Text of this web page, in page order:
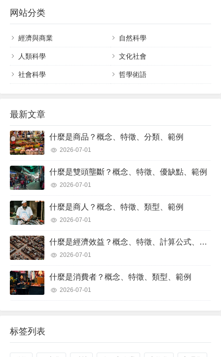
用某種技術或技術，並且具有特定的用途或目的。
它是來自拉丁語artis（“藝術”）...
网站分类
經濟與商業 自然科學
人類科學 文化社會
社會科學 哲學術語
最新文章
什麼是商品？概念、特徵、分類、範例
2026-07-01
什麼是雙頭壟斷？概念、特徵、優缺點、範例
2026-07-01
什麼是商人？概念、特徵、類型、範例
2026-07-01
什麼是經濟效益？概念、特徵、計算公式、範例
2026-07-01
什麼是消費者？概念、特徵、類型、範例
2026-07-01
标签列表